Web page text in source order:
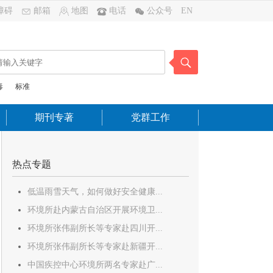
碍 邮箱 地图 电话 公众号 EN
标准
期刊专著 党群工作
热点专题
低温雨雪天气，如何做好安全健康...
环境所赴内蒙古自治区开展环境卫...
环境所张伟副所长等专家赴四川开...
环境所张伟副所长等专家赴新疆开...
中国疾控中心环境所两名专家赴广...